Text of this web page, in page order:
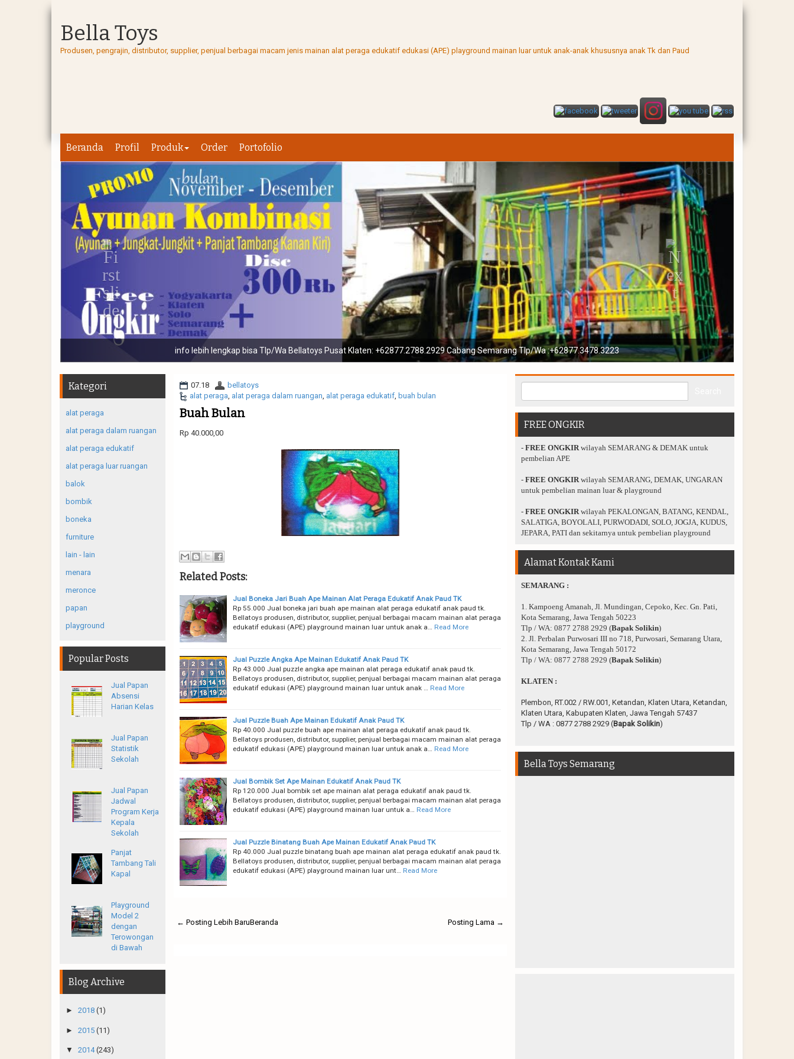
Bella Toys
Produsen, pengrajin, distributor, supplier, penjual berbagai macam jenis mainan alat peraga edukatif edukasi (APE) playground mainan luar untuk anak-anak khususnya anak Tk dan Paud
Beranda Profil Produk Order Portofolio
Banyak macam jenis playground mainan luar dan menerima jasa reparasi pengecatan playground anda
07.18
bellatoys
alat peraga, alat peraga dalam ruangan, alat peraga edukatif, buah bulan
Buah Bulan
Rp 40.000,00
Related Posts:
Jual Boneka Jari Buah Ape Mainan Alat Peraga Edukatif Anak Paud TK
Rp 55.000 Jual boneka jari buah ape mainan alat peraga edukatif anak paud tk.
Bellatoys produsen, distributor, supplier, penjual berbagai macam mainan alat peraga
edukatif edukasi (APE) playground mainan luar untuk anak a…
Read More
Jual Puzzle Angka Ape Mainan Edukatif Anak Paud TK
Rp 43.000 Jual puzzle angka ape mainan alat peraga edukatif anak paud tk.
Bellatoys produsen, distributor, supplier, penjual berbagai macam mainan alat peraga
edukatif edukasi (APE) playground mainan luar untuk anak …
Read More
Jual Puzzle Buah Ape Mainan Edukatif Anak Paud TK
Rp 40.000 Jual puzzle buah ape mainan alat peraga edukatif anak paud tk.
Bellatoys produsen, distributor, supplier, penjual berbagai macam mainan alat peraga
edukatif edukasi (APE) playground mainan luar untuk anak a…
Read More
Jual Bombik Set Ape Mainan Edukatif Anak Paud TK
Rp 120.000 Jual bombik set ape mainan alat peraga edukatif anak paud tk.
Bellatoys produsen, distributor, supplier, penjual berbagai macam mainan alat peraga
edukatif edukasi (APE) playground mainan luar untuk a…
Read More
Jual Puzzle Binatang Buah Ape Mainan Edukatif Anak Paud TK
Rp 40.000 Jual puzzle binatang buah ape mainan alat peraga edukatif anak paud tk.
Bellatoys produsen, distributor, supplier, penjual berbagai macam mainan alat peraga
edukatif edukasi (APE) playground mainan luar unt…
Read More
← Posting Lebih Baru Posting Lama →
Beranda
Kategori
alat peraga
alat peraga dalam ruangan
alat peraga edukatif
alat peraga luar ruangan
balok
bombik
boneka
furniture
lain - lain
menara
meronce
papan
playground
Popular Posts
Jual Papan
Absensi
Harian Kelas
Jual Papan
Statistik
Sekolah
Jual Papan
Jadwal
Program Kerja
Kepala
Sekolah
Panjat
Tambang Tali
Kapal
Playground
Model 2
dengan
Terowongan
di Bawah
Blog Archive
► 2018 (1)
► 2015 (11)
▼ 2014 (243)
FREE ONGKIR
- FREE ONGKIRwilayah SEMARANG & DEMAK untuk
pembelian APE
- FREE ONGKIRwilayah SEMARANG, DEMAK, UNGARAN
untuk pembelian mainan luar & playground
- FREE ONGKIRwilayah PEKALONGAN, BATANG, KENDAL,
SALATIGA, BOYOLALI, PURWODADI, SOLO, JOGJA, KUDUS,
JEPARA, PATI dan sekitarnya untuk pembelian playground
Alamat Kontak Kami
SEMARANG :
1. Kampoeng Amanah, Jl. Mundingan, Cepoko, Kec. Gn. Pati,
Kota Semarang, Jawa Tengah 50223
Tlp / WA: 0877 2788 2929 (Bapak Solikin)
2. Jl. Perbalan Purwosari III no 718, Purwosari, Semarang Utara,
Kota Semarang, Jawa Tengah 50172
Tlp / WA: 0877 2788 2929 (Bapak Solikin)
KLATEN :
Plembon, RT.002 / RW.001, Ketandan, Klaten Utara, Ketandan,
Klaten Utara, Kabupaten Klaten, Jawa Tengah 57437
Tlp / WA : 0877 2788 2929 (Bapak Solikin)
Bella Toys Semarang